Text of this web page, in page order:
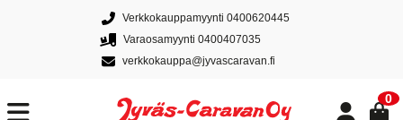
Verkkokauppamyynti 0400620445
Varaosamyynti 0400407035
verkkokauppa@jyvascaravan.fi
0